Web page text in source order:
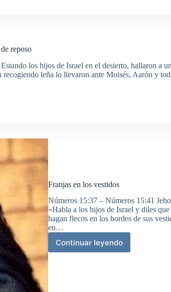
reposo
los hijos de Israel en el desierto, hallaron a
recogiendo leña lo llevaron ante Moisés, Aarón y
Franjas en los vestidos
Números 15:37 – Números 15:41
«Habla a los hijos de Israel y diles que
hagan flecos en los bordes de sus
en…
Continuar leyendo
Franjas